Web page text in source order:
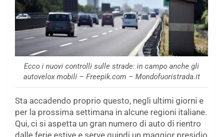
Ecco i nuovi controlli sulle strade: in campo anche gli
autovelox mobili – Freepik.com – Mondofuoristrada.it
Sta accadendo proprio questo, negli ultimi giorni e
per la prossima settimana in alcune regioni italiane.
Qui, ci si aspetta un gran numero di auto di rientro
dalle ferie estive e serve quindi un maggior presidio